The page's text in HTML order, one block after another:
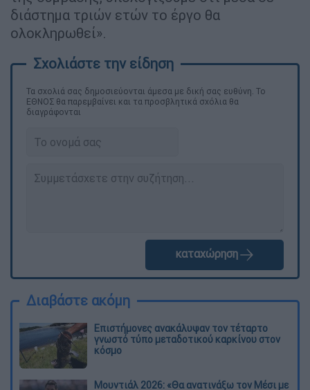
διάστημα τριών ετών το έργο θα
ολοκληρωθεί».
Τα σχολιά σας δημοσιεύονται άμεσα με δική σας ευθύνη. Το
ΕΘΝΟΣ θα παρεμβαίνει και τα προσβλητικά σχόλια θα
διαγράφονται
καταχώρηση
Διαβάστε ακόμη
Επιστήμονες ανακάλυψαν τον τέταρτο
γνωστό τύπο μεταδοτικού καρκίνου στον
κόσμο
Μουντιάλ 2026: «Θα ανατινάξω τον Μέσι με